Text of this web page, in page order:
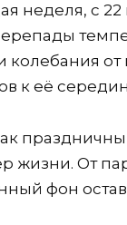
неделя, с
от
к её
жизни. От
фон